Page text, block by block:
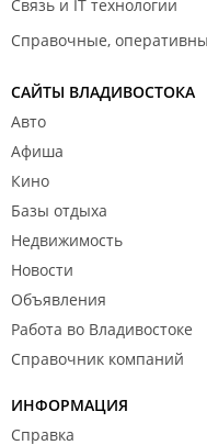
Связь и IT технологии
Справочные,
САЙТЫ ВЛАДИВОСТОКА
Авто
Афиша
Кино
Базы отдыха
Недвижимость
Новости
Объявления
Работа во Владивостоке
Справочник компаний
ИНФОРМАЦИЯ
Справка